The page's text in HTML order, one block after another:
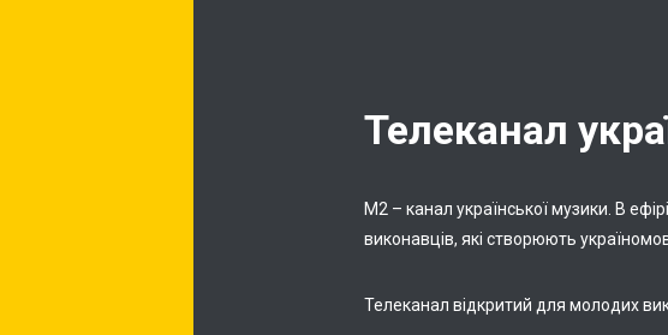
Телеканал
М2 – канал української музики. В
виконавців, які створюють
Телеканал відкритий для молодих